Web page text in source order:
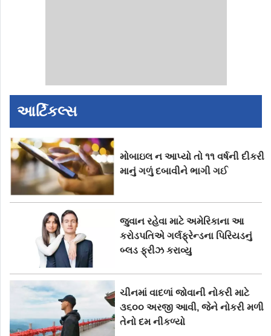
આર્ટિકલ્સ
મોબાઇલ ન આપ્યો તો ૧૧ વર્ષની દીકરી
માનું ગળું દબાવીને ભાગી ગઈ
જુવાન રહેવા માટે અમેરિકાના આ
કરોડપતિએ ગર્લફ્રેન્ડના પિરિયડનું
બ્લડ ફ્રીઝ કરાવ્યુ
ચીનમાં વાદળાં જોવાની નોકરી માટે
૩૬૦૦ અરજી આવી, જેને નોકરી મળી
તેનો દમ નીકળ્યો